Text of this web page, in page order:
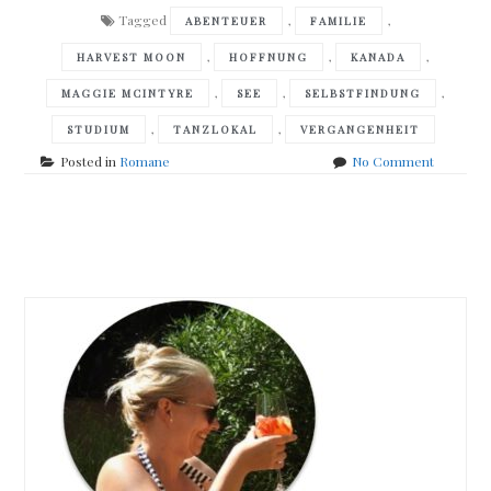
Tagged ABENTEUER , FAMILIE ,
HARVEST MOON , HOFFNUNG , KANADA ,
MAGGIE MCINTYRE , SEE , SELBSTFINDUNG ,
STUDIUM , TANZLOKAL , VERGANGENHEIT
Posted in Romane No Commenton
navigation